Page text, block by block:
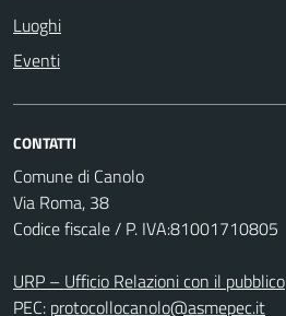
Luoghi
Eventi
CONTATTI
Comune di Canolo
Via Roma, 38
Codice fiscale / P. IVA:81001710805
URP – Ufficio Relazioni con il pubblico
PEC: protocollocanolo@asmepec.it